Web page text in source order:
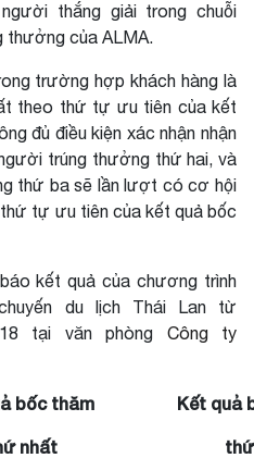
thắng giải trong chuỗi
thưởng của ALMA.
trường hợp khách hàng là
theo thứ tự ưu tiên của kết
đủ điều kiện xác nhận nhận
trúng thưởng thứ hai, và
thứ ba sẽ lần lượt có cơ hội
tự ưu tiên của kết quả bốc
kết quả của chương trình
du lịch Thái Lan từ
tại văn phòng Công ty
bốc thăm
nhất
Kết quả